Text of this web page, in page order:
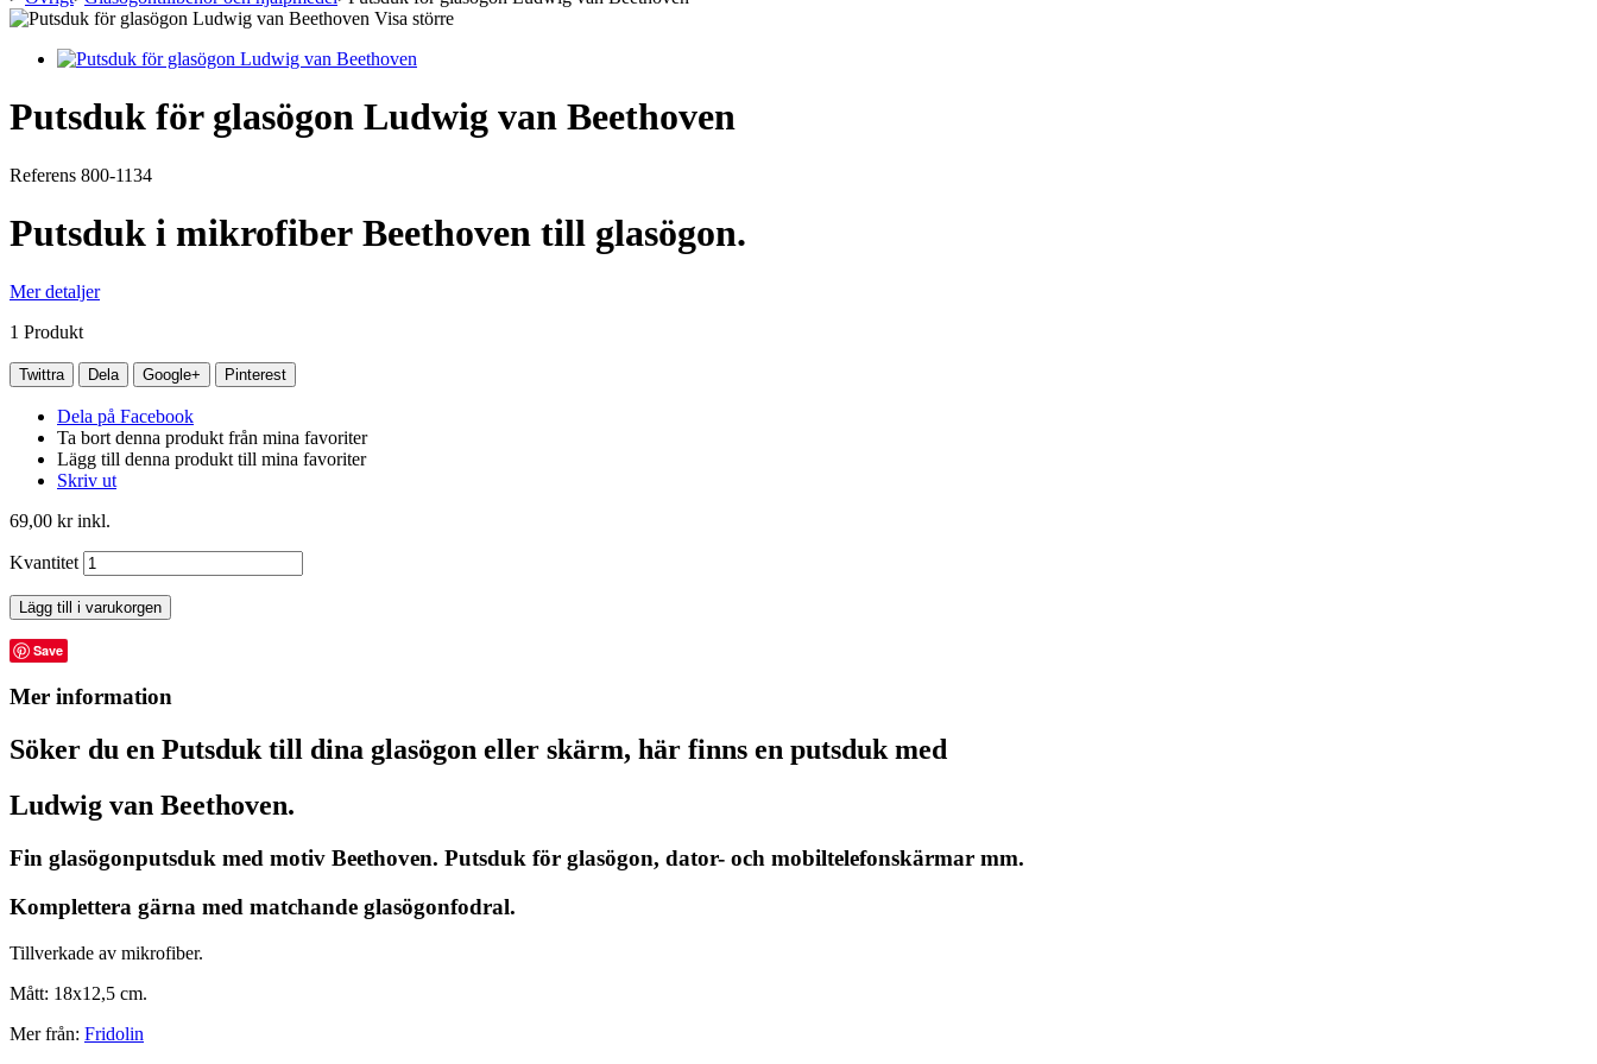
Visa större
Putsduk för glasögon Ludwig van Beethoven
Referens 800-1134
Putsduk i mikrofiber Beethoven till glasögon.
Mer detaljer
1 Produkt
Twittra Dela Google+ Pinterest
Dela på Facebook
Ta bort denna produkt från mina favoriter
Lägg till denna produkt till mina favoriter
Skriv ut
69,00 krinkl.
Kvantitet
Lägg till i varukorgen
Save
Mer information
Söker du en Putsduk till dina glasögon eller skärm, här finns en putsduk med
Ludwig van Beethoven.
Fin glasögonputsduk med motiv Beethoven. Putsduk för glasögon, dator- och mobiltelefonskärmar mm.
Komplettera gärna med matchande glasögonfodral.
Tillverkade av mikrofiber.
Mått: 18x12,5 cm.
Mer från: Fridolin